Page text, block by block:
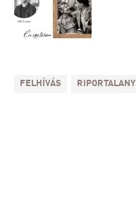
FELHÍVÁS RIPORTALANY